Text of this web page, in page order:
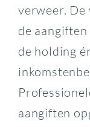
verweer.
de
de holding
aangiften